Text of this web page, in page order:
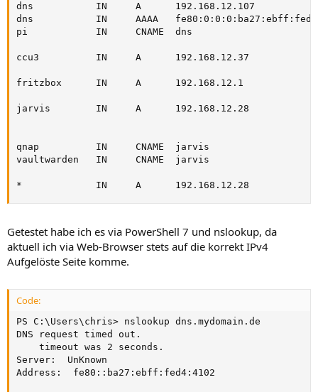
dns           IN     A      192.168.12.107
dns           IN     AAAA
pi            IN     CNAME  dns
ccu3          IN     A      192.168.12.37
fritzbox      IN     A      192.168.12.1
jarvis        IN     A      192.168.12.28
qnap          IN     CNAME  jarvis
vaultwarden   IN     CNAME  jarvis
*             IN     A      192.168.12.28
Getestet habe ich es via PowerShell 7 und nslookup, da
aktuell ich via Web-Browser stets auf die korrekt IPv4
Aufgelöste Seite komme.
Code:
PS C:\Users\chris> nslookup dns.mydomain.de
DNS request timed out.
    timeout was 2 seconds.
Server:  UnKnown
Address:  fe80::ba27:ebff:fed4:4102